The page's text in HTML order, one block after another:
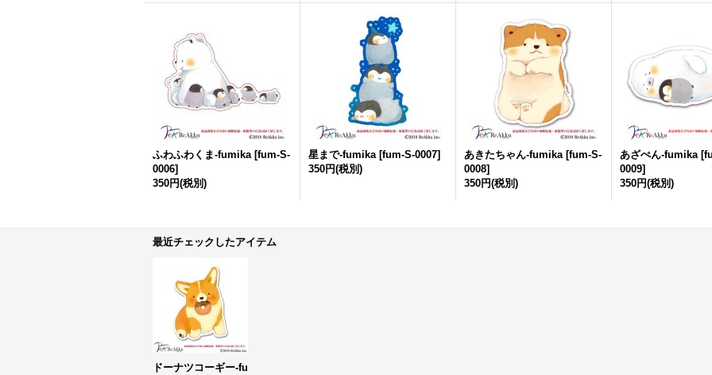
ふわふわくま-fumika [fum-S-
0006]
350円(税別)
星まで-fumika [fum-S-0007]
350円(税別)
あきたちゃん-fumika [fum-S-
0008]
350円(税別)
あざぺん-fumika [
0009]
350円(税別)
最近チェックしたアイテム
ドーナツコーギー-fu